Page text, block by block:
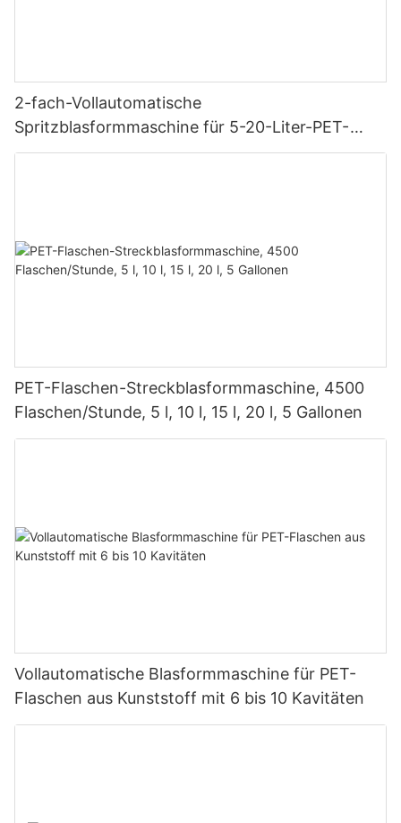
2-fach-Vollautomatische
Spritzblasformmaschine für 5-20-Liter-PET-
Kunststoffflaschen und Wassertanks
PET-Flaschen-Streckblasformmaschine, 4500
Flaschen/Stunde, 5 l, 10 l, 15 l, 20 l, 5 Gallonen
Vollautomatische Blasformmaschine für PET-
Flaschen aus Kunststoff mit 6 bis 10 Kavitäten